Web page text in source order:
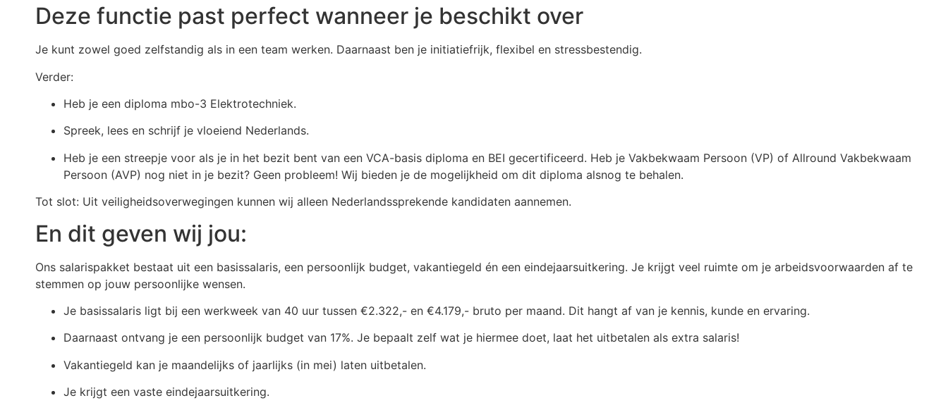
Deze functie past perfect wanneer je beschikt over
Je kunt zowel goed zelfstandig als in een team werken. Daarnaast ben je initiatiefrijk, flexibel en stressbestendig.
Verder:
Heb je een diploma mbo-3 Elektrotechniek.
Spreek, lees en schrijf je vloeiend Nederlands.
Heb je een streepje voor als je in het bezit bent van een VCA-basis diploma en BEI gecertificeerd. Heb je Vakbekwaam Persoon (VP) of Allround Vakbekwaam
Persoon (AVP) nog niet in je bezit? Geen probleem! Wij bieden je de mogelijkheid om dit diploma alsnog te behalen.
Tot slot: Uit veiligheidsoverwegingen kunnen wij alleen Nederlandssprekende kandidaten aannemen.
En dit geven wij jou:
Ons salarispakket bestaat uit een basissalaris, een persoonlijk budget, vakantiegeld én een eindejaarsuitkering. Je krijgt veel ruimte om je arbeidsvoorwaarden af te
stemmen op jouw persoonlijke wensen.
Je basissalaris ligt bij een werkweek van 40 uur tussen €2.322,- en €4.179,- bruto per maand. Dit hangt af van je kennis, kunde en ervaring.
Daarnaast ontvang je een persoonlijk budget van 17%. Je bepaalt zelf wat je hiermee doet, laat het uitbetalen als extra salaris!
Vakantiegeld kan je maandelijks of jaarlijks (in mei) laten uitbetalen.
Je krijgt een vaste eindejaarsuitkering.